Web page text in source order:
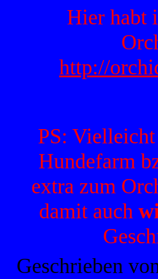
Hier habt
http://
PS:
Hundefarm
extra zum
damit auch
Geschrieben